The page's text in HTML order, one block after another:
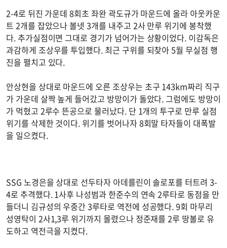
2-4로 뒤진 가운데 8회초 좌완 곽도규가 마운드에 올라 아웃카운
트 2개를 잡았으나 볼넷 3개를 내주고 2사 만루 위기에 봉착했
다. 추가실점이면 그대로 경기가 넘어가는 상황이었다. 이감독은
과감하게 조상우를 투입했다. 최근 구위를 되찾아 5월 무실점 행
진을 펼치고 있다.
안상현을 상대로 마운드에 오른 조상우는 초구 143km짜리 직구
가 가운데 살짝 높게 들어갔고 방망이가 돌았다. 그럼에도 방망이
가 먹혔고 2루수 뜬공으로 물러났다. 단 1개의 투구로 만루 실점
위기를 삭제한 것이다. 위기를 벗어나자 8회말 타자들이 대폭발
을 일으켰다.
SSG 노경은을 상대로 선두타자 아데를린이 솔로포를 터트려 3-
4로 추격했다. 1사후 나성범과 한준수의 연속 2루타로 동점을 만
들더니 김규성의 우중간 3루타로 역전에 성공했다. 9회 마무리
성영탁이 2사1,3루 위기까지 몰렸으나 정준재를 2루 땅볼로 유
도하고 역전극을 지켰다.